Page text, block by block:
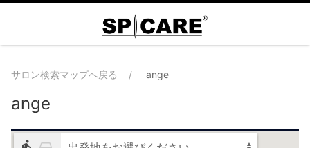
サロン検索マップへ戻る ange
ange